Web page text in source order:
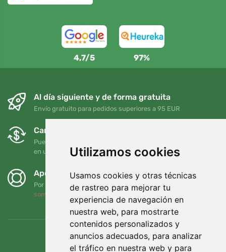
Utilizamos cookies
Usamos cookies y otras técnicas
de rastreo para mejorar tu
experiencia de navegación en
nuestra web, para mostrarte
contenidos personalizados y
anuncios adecuados, para analizar
el tráfico en nuestra web y para
4,7/5 97%
Al día siguiente y de forma gratuita
Envío gratuito para pedidos superiores a 95 EUR
Cambios y devoluciones gratuitos
Puede devolver o cambiar su pedido en cualquier momento
en un plazo de 90 días
Apoyamos a Trees.org
Por cada pedido plantamos un árbol. Leer más
somos